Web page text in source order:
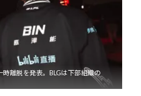
離脱を発表。BLGは下部組織の